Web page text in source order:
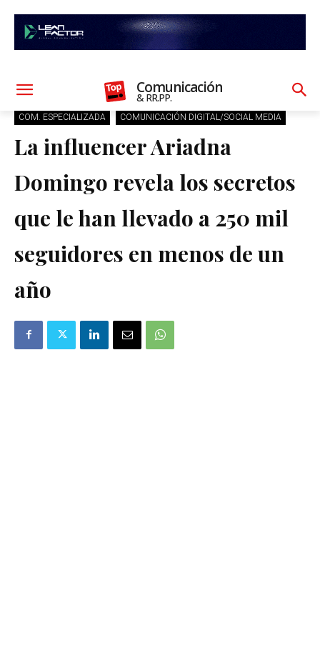
Comunicación
& RR.PP.
COM. ESPECIALIZADA COMUNICACIÓN DIGITAL/SOCIAL MEDIA
La influencer Ariadna
Domingo revela los secretos
que le han llevado a 250 mil
seguidores en menos de un
año